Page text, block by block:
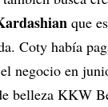
que
Coty había
negocio en
belleza KKW